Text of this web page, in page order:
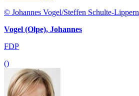
© Johannes Vogel/Steffen Schulte-Lippern
Vogel (Olpe), Johannes
FDP
()